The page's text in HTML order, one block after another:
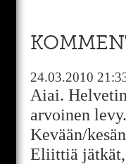
24.03.2010
Aiai.
arvoinen levy.
Kevään/
Eliittiä